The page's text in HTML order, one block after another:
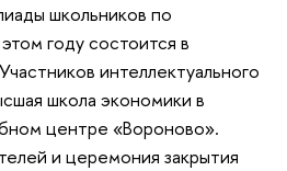
школьников по
году состоится в
интеллектуального
школа экономики в
центре «Вороново».
и церемония закрытия